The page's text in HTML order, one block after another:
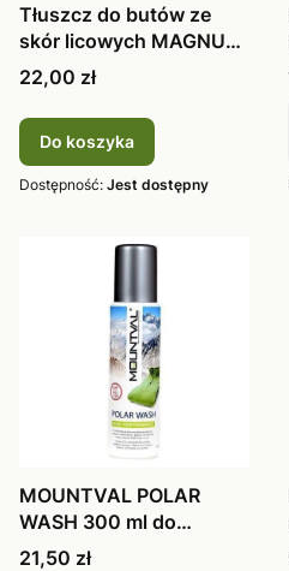
Tłuszcz do butów ze
skór licowych MAGNUM
- Impregn
Cena
22,00 zł
Do koszyka
Dostępność: Jest dostępny
MOUNTVAL POLAR
WASH 300 ml do
polarów
Cena
21,50 zł